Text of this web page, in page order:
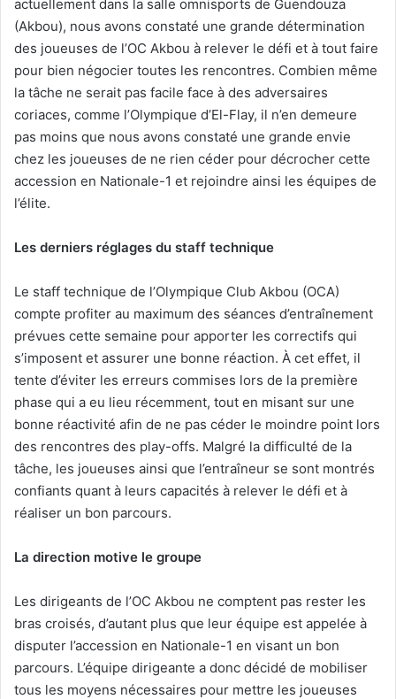
actuellement dans la salle omnisports de Guendouza
(Akbou), nous avons constaté une grande détermination
des joueuses de l’OC Akbou à relever le défi et à tout faire
pour bien négocier toutes les rencontres. Combien même
la tâche ne serait pas facile face à des adversaires
coriaces, comme l’Olympique d’El-Flay, il n’en demeure
pas moins que nous avons constaté une grande envie
chez les joueuses de ne rien céder pour décrocher cette
accession en Nationale-1 et rejoindre ainsi les équipes de
l’élite.
Les derniers réglages du staff technique
Le staff technique de l’Olympique Club Akbou (OCA)
compte profiter au maximum des séances d’entraînement
prévues cette semaine pour apporter les correctifs qui
s’imposent et assurer une bonne réaction. À cet effet, il
tente d’éviter les erreurs commises lors de la première
phase qui a eu lieu récemment, tout en misant sur une
bonne réactivité afin de ne pas céder le moindre point lors
des rencontres des play-offs. Malgré la difficulté de la
tâche, les joueuses ainsi que l’entraîneur se sont montrés
confiants quant à leurs capacités à relever le défi et à
réaliser un bon parcours.
La direction motive le groupe
Les dirigeants de l’OC Akbou ne comptent pas rester les
bras croisés, d’autant plus que leur équipe est appelée à
disputer l’accession en Nationale-1 en visant un bon
parcours. L’équipe dirigeante a donc décidé de mobiliser
tous les moyens nécessaires pour mettre les joueuses